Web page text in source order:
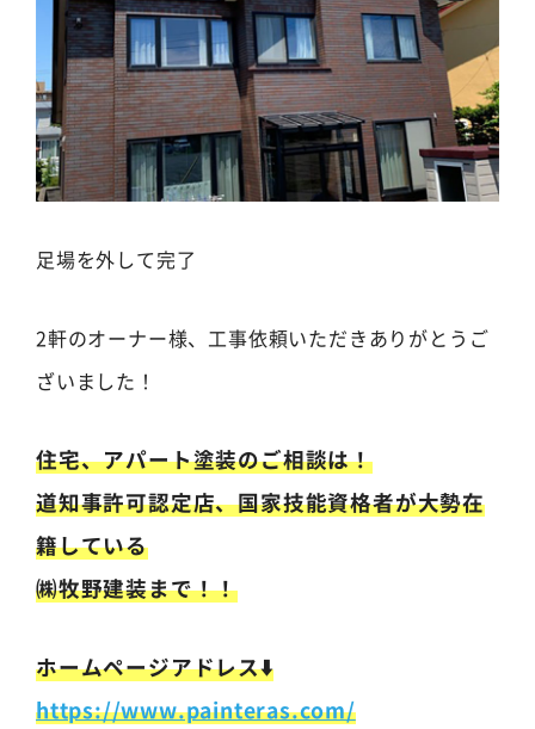
足場を外して完了
2軒のオーナー様、工事依頼いただきありがとうご
ざいました！
住宅、アパート塗装のご相談は！
道知事許可認定店、国家技能資格者が大勢在
籍している
㈱牧野建装まで！！
ホームページアドレス⬇️
https://www.painteras.com/